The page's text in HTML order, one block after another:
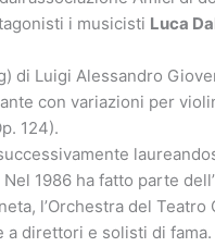
i musicisti Luca
di Luigi Alessandro
con variazioni per
124).
1986 ha fatto parte
l’Orchestra del Teatro
direttori e solisti di